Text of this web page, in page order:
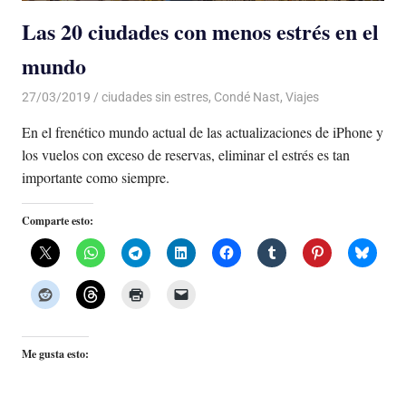
Las 20 ciudades con menos estrés en el
mundo
27/03/2019 De todo un Poco
ciudades sin estres, Condé Nast, Viajes
En el frenético mundo actual de las actualizaciones de iPhone y
los vuelos con exceso de reservas, eliminar el estrés es tan
importante como siempre.
Comparte esto:
Me gusta esto: